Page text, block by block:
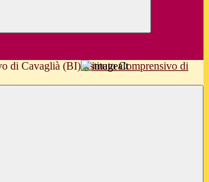
Istituto Comprensivo di